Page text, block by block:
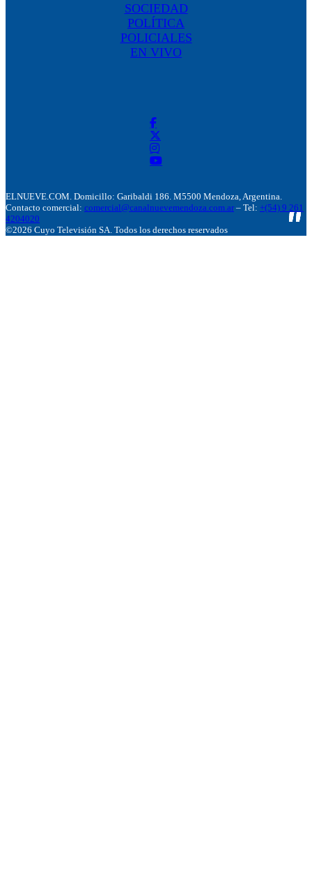
SOCIEDAD
POLÍTICA
POLICIALES
EN VIVO
ELNUEVE.COM. Domicillo: Garibaldi 186. M5500 Mendoza, Argentina.
Contacto comercial: comercial@canalnuevemendoza.com.ar – Tel: +(54) 9 261
4204020
©2026 Cuyo Televisión SA. Todos los derechos reservados